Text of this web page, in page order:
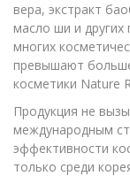
вера, экстракт
масло ши и
многих
превышают
косметики Nature
Продукция не
международным
эффективности
только среди